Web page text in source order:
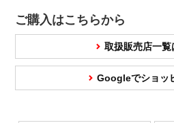
ご購入はこちらから
取扱販売店一覧
Googleでショッ